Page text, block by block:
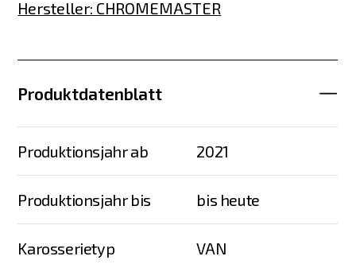
Hersteller: CHROMEMASTER
Produktdatenblatt
Produktionsjahr ab 2021
Produktionsjahr bis bis heute
Karosserietyp VAN